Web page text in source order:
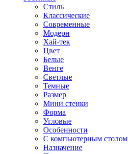
Стиль
Классические
Современные
Модерн
Хай-тек
Цвет
Белые
Венге
Светлые
Темные
Размер
Мини стенки
Форма
Угловые
Особенности
С компьютерным столом
Назначение